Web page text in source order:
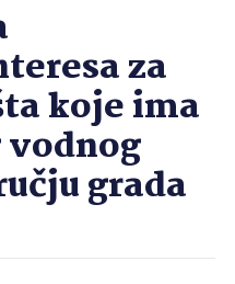
za
koje ima
grada